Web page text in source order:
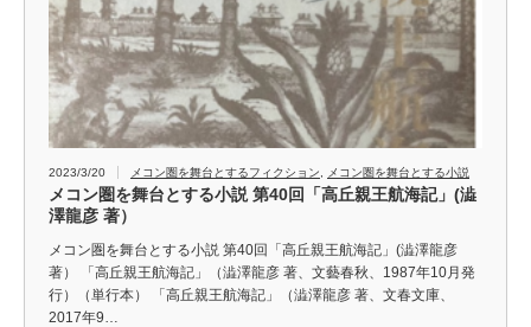
2023/3/20 メコン圏を舞台とするフィクション メコン圏を舞台とする小説
メコン圏を舞台とする小説 第40回「高丘親王航海記」(澁
澤龍彦 著）
メコン圏を舞台とする小説 第40回「高丘親王航海記」(澁澤龍彦
著） 「高丘親王航海記」（澁澤龍彦 著、文藝春秋、1987年10月発
行）（単行本） 「高丘親王航海記」（澁澤龍彦 著、文春文庫、
2017年9…